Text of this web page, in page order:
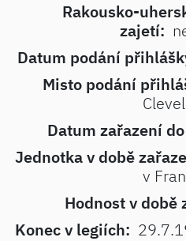
Rakousko-
zajetí:
Datum podání
Misto podání
Datum zařazení
Jednotka v době
v
Hodnost v době
Konec v legiích: